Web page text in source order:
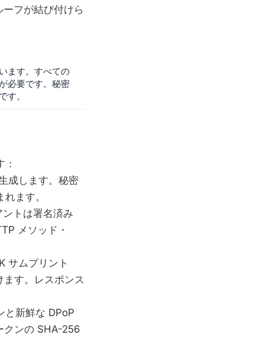
フが結び付けら
ます。すべての
必要です。秘密
す。
成します。秘密
ます。
トは署名済み
メソッド・
サムプリント
す。レスポンス
と新鮮な DPoP
クンの SHA-256